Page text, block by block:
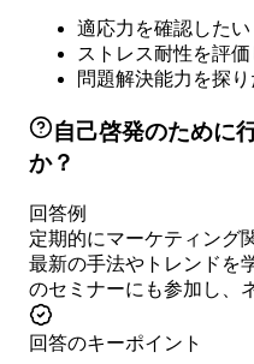
適応力を確認したい
ストレス耐性を評
問題解決能力を探り
自己啓発のために
か？
回答例
定期的にマーケティング
最新の手法やトレンドを
のセミナーにも参加し、
回答のキーポイント